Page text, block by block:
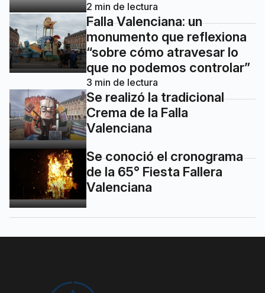
2 min de lectura
Falla Valenciana: un
monumento que reflexiona
“sobre cómo atravesar lo
que no podemos controlar”
3 min de lectura
Se realizó la tradicional
Crema de la Falla
Valenciana
Se conoció el cronograma
de la 65° Fiesta Fallera
Valenciana